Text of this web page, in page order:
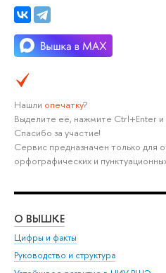
Нашли опечатку?
Выделите её, нажмите Ctrl+Enter
Спасибо за участие!
Сервис предназначен только для
орфографических и
О ВЫШКЕ
Цифры и факты
Руководство и структура